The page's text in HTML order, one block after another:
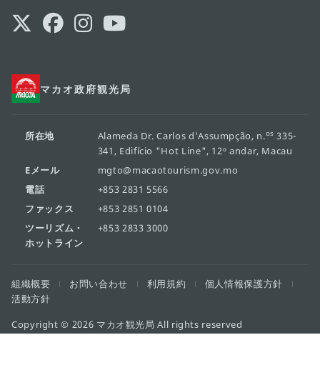
マカオ政府観光局
所在地 Alameda Dr. Carlos d'Assumpção, n.os 335-
341, Edifício "Hot Line", 12º andar, Macau
Eメール
mgto@macaotourism.gov.mo
電話
+853 2831 5566
ファックス
+853 2851 0104
ツーリズム・
ホットライン
+853 2833 3000
組織概要 お問い合わせ 利用規約
個人情報保護方針
活動方針
Copyright © 2026 マカオ観光局 All rights reserved